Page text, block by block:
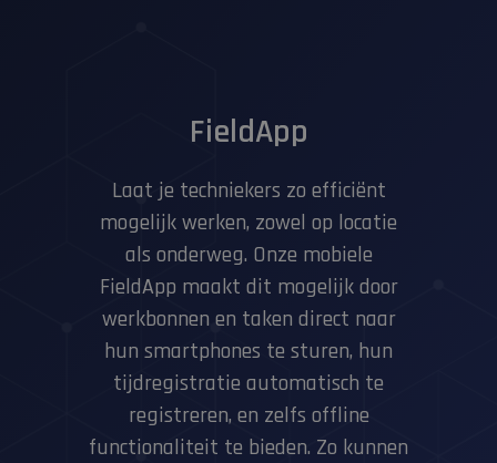
FieldApp
Laat je techniekers zo efficiënt
mogelijk werken, zowel op locatie
als onderweg. Onze mobiele
FieldApp maakt dit mogelijk door
werkbonnen en taken direct naar
hun smartphones te sturen, hun
tijdregistratie automatisch te
registreren, en zelfs offline
functionaliteit te bieden. Zo kunnen